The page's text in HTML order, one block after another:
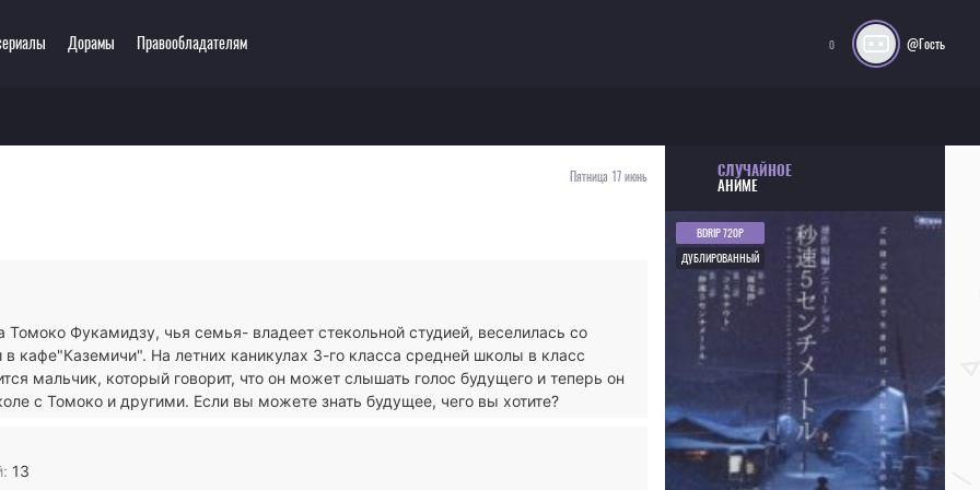
Этти
Экшен
Сверхъестественное
онлайн
Дорамы Правообладателям 0 @Гость
Пятница 17 июнь
Томоко Фукамидзу, чья семья- владеет стекольной студией, веселилась со
кафе"Каземичи". На летних каникулах 3-го класса средней школы в класс
мальчик, который говорит, что он может слышать голос будущего и теперь он
с Томоко и другими. Если вы можете знать будущее, чего вы хотите?
13
СЛУЧАЙНОЕ
АНИМЕ
BDRIP 720P
ДУБЛИРОВАННЫЙ